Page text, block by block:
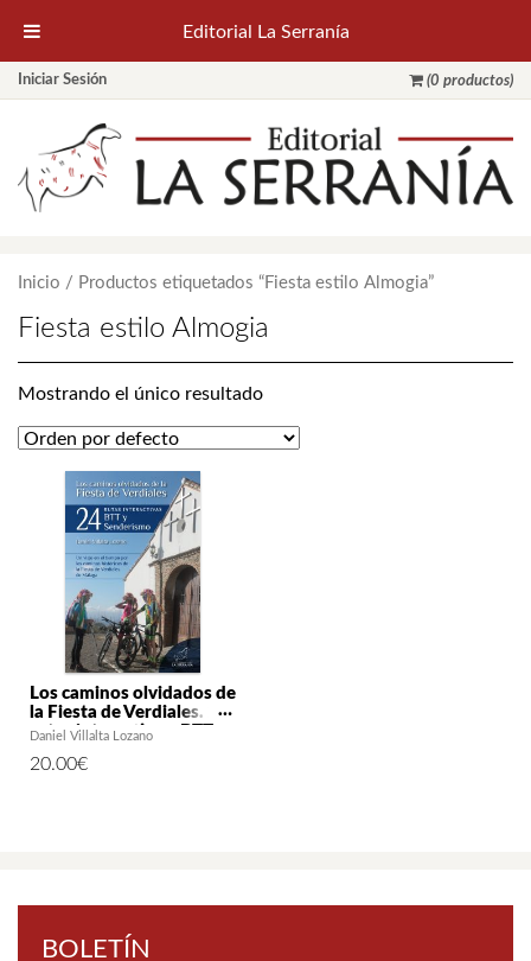
Iniciar Sesión (0 productos)
Inicio / Productos etiquetados “Fiesta estilo Almogia”
Fiesta estilo Almogia
Mostrando el único resultado
Los caminos olvidados de
la Fiesta de Verdiales. 24
rutas interactivas. BTT y
Daniel Villalta Lozano
20.00€
BOLETÍN
Editorial La Serranía